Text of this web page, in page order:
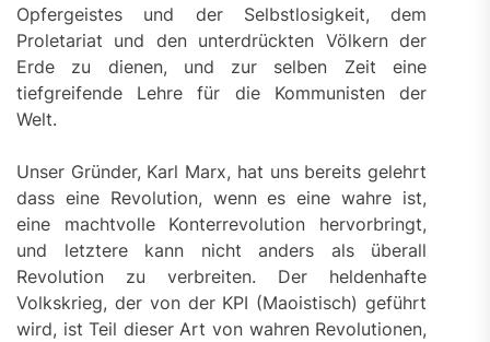
Opfergeistes und der Selbstlosigkeit, dem
Proletariat und den unterdrückten Völkern der
Erde zu dienen, und zur selben Zeit eine
tiefgreifende Lehre für die Kommunisten der
Welt.
Unser Gründer, Karl Marx, hat uns bereits gelehrt
dass eine Revolution, wenn es eine wahre ist,
eine machtvolle Konterrevolution hervorbringt,
und letztere kann nicht anders als überall
Revolution zu verbreiten. Der heldenhafte
Volkskrieg, der von der KPI (Maoistisch) geführt
wird, ist Teil dieser Art von wahren Revolutionen,